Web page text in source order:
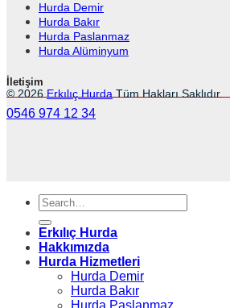
Hurda Demir
Hurda Bakır
Hurda Paslanmaz
Hurda Alüminyum
İletişim
0546 974 12 34
© 2026 Erkılıç Hurda Tüm Hakları Saklıdır.
Erkılıç Hurda
Hakkımızda
Hurda Hizmetleri
Hurda Demir
Hurda Bakır
Hurda Paslanmaz